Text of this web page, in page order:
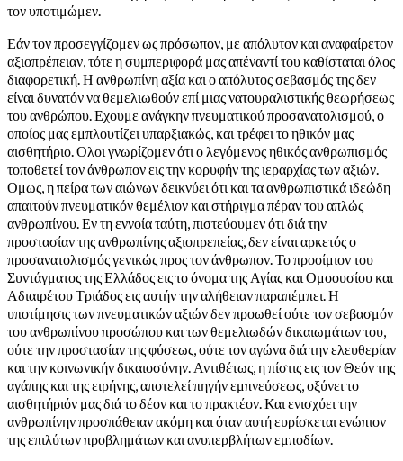
τον υποτιμώμεν.
Εάν τον προσεγγίζομεν ως πρόσωπον, με απόλυτον και αναφαίρετον
αξιοπρέπειαν, τότε η συμπεριφορά μας απέναντί του καθίσταται όλος
διαφορετική. Η ανθρωπίνη αξία και ο απόλυτος σεβασμός της δεν
είναι δυνατόν να θεμελιωθούν επί μιας νατουραλιστικής θεωρήσεως
του ανθρώπου. Εχουμε ανάγκην πνευματικού προσανατολισμού, ο
οποίος μας εμπλουτίζει υπαρξιακώς, και τρέφει το ηθικόν μας
αισθητήριο. Ολοι γνωρίζομεν ότι ο λεγόμενος ηθικός ανθρωπισμός
τοποθετεί τον άνθρωπον εις την κορυφήν της ιεραρχίας των αξιών.
Ομως, η πείρα των αιώνων δεικνύει ότι και τα ανθρωπιστικά ιδεώδη
απαιτούν πνευματικόν θεμέλιον και στήριγμα πέραν του απλώς
ανθρωπίνου. Εν τη εννοία ταύτη, πιστεύουμεν ότι διά την
προστασίαν της ανθρωπίνης αξιοπρεπείας, δεν είναι αρκετός ο
προσανατολισμός γενικώς προς τον άνθρωπον. Το προοίμιον του
Συντάγματος της Ελλάδος εις το όνομα της Αγίας και Ομοουσίου και
Αδιαιρέτου Τριάδος εις αυτήν την αλήθειαν παραπέμπει. Η
υποτίμησις των πνευματικών αξιών δεν προωθεί ούτε τον σεβασμόν
του ανθρωπίνου προσώπου και των θεμελιωδών δικαιωμάτων του,
ούτε την προστασίαν της φύσεως, ούτε τον αγώνα διά την ελευθερίαν
και την κοινωνικήν δικαιοσύνην. Αντιθέτως, η πίστις εις τον Θεόν της
αγάπης και της ειρήνης, αποτελεί πηγήν εμπνεύσεως, οξύνει το
αισθητήριόν μας διά το δέον και το πρακτέον. Και ενισχύει την
ανθρωπίνην προσπάθειαν ακόμη και όταν αυτή ευρίσκεται ενώπιον
της επιλύτων προβλημάτων και ανυπερβλήτων εμποδίων.